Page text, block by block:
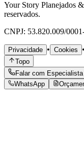
Your Story Planejados
reservados.
CNPJ: 53.820.009/
Privacidade • Cookies •
Topo
Falar com Especialista
WhatsApp